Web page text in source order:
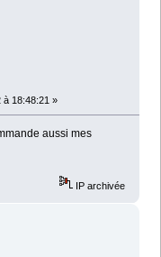
à 18:48:21 »
aussi mes
IP archivée